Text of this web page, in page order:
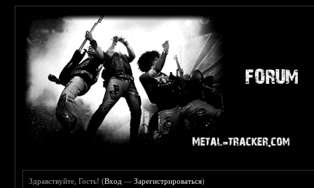
Здравствуйте, Гость! (Вход —Зарегистрироваться)